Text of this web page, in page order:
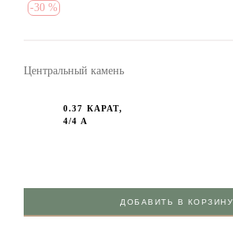
-30 %
Центральный камень
0.37 КАРАТ,
4/4 А
ДОБАВИТЬ В КОРЗИНУ